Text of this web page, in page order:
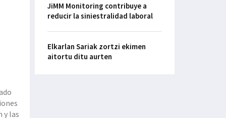
JiMM Monitoring contribuye a
reducir la siniestralidad laboral
Elkarlan Sariak zortzi ekimen
aitortu ditu aurten